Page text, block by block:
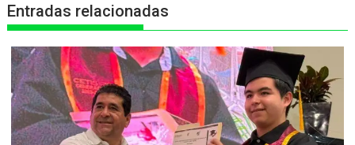
p
k
e
Entradas relacionadas